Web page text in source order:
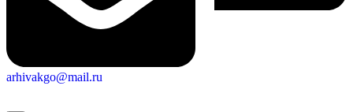
arhivakgo@mail.ru